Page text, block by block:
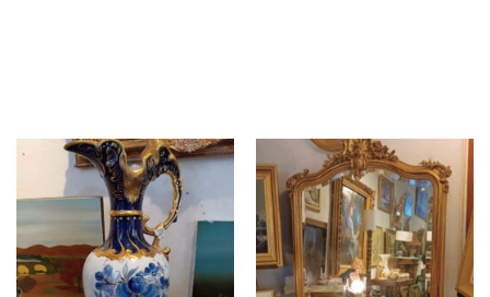
RUPTURE DE STOCK RUPTURE DE STOCK